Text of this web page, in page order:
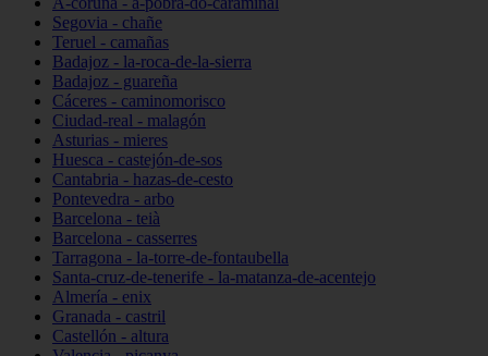
Segovia - chañe
Teruel - camañas
Badajoz - la-roca-de-la-sierra
Badajoz - guareña
Cáceres - caminomorisco
Ciudad-real - malagón
Asturias - mieres
Huesca - castejón-de-sos
Cantabria - hazas-de-cesto
Pontevedra - arbo
Barcelona - teià
Barcelona - casserres
Tarragona - la-torre-de-fontaubella
Santa-cruz-de-tenerife - la-matanza-de-acentejo
Almería - enix
Granada - castril
Castellón - altura